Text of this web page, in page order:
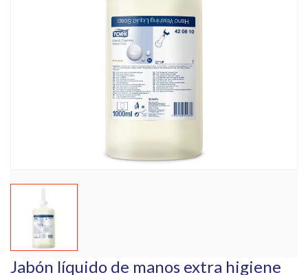
Jabón líquido de manos extra higiene